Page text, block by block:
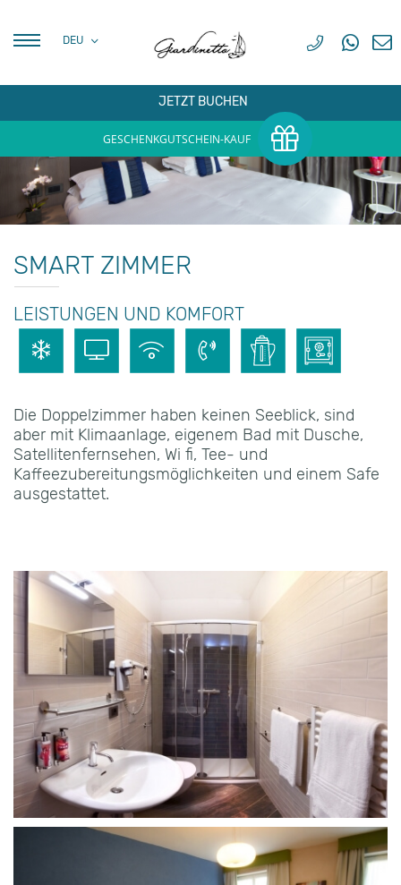
DEU
JETZT BUCHEN
GESCHENKGUTSCHEIN-KAUF
SMART ZIMMER
LEISTUNGEN UND KOMFORT
Die Doppelzimmer haben keinen Seeblick, sind
aber mit Klimaanlage, eigenem Bad mit Dusche,
Satellitenfernsehen, Wi fi, Tee- und
Kaffeezubereitungsmöglichkeiten und einem Safe
ausgestattet.